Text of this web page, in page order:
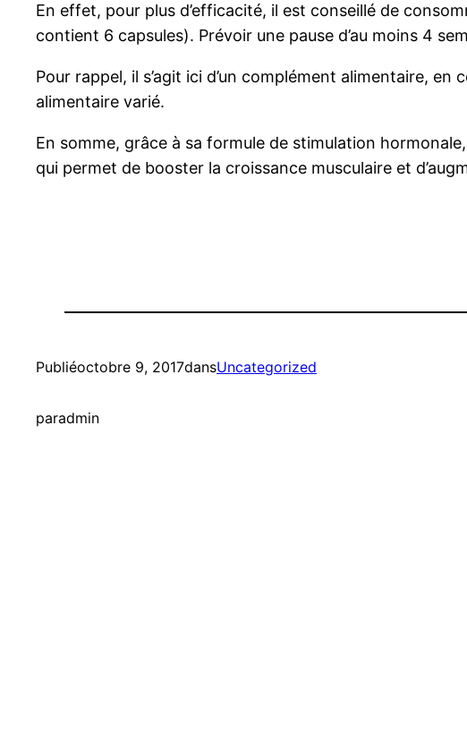
En effet, pour plus d’efficacité, il est conseillé de
contient 6 capsules). Prévoir une pause d’au moins 4
Pour rappel, il s’agit ici d’un complément alimentaire,
alimentaire varié.
En somme, grâce à sa formule de stimulation
qui permet de booster la croissance musculaire et
Publiéoctobre 9, 2017dansUncategorized
paradmin